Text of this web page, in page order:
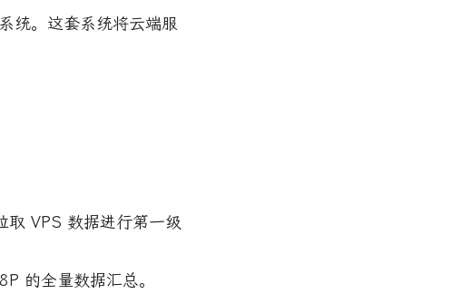
统。这套系统将云端服
取 VPS 数据进行第一级
的全量数据汇总。